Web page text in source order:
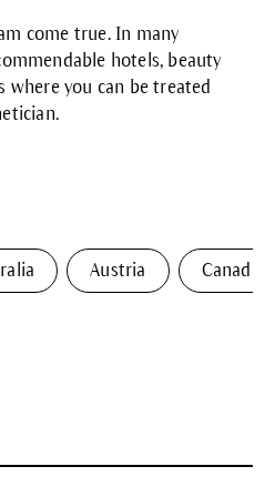
come true. In many
hotels, beauty
where you can be treated
Austria Canada